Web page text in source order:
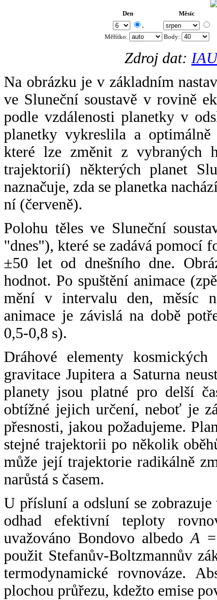
Den Měsíc
.
Měřítko: Body:
Zdroj dat:
Na obrázku je v základním
ve Sluneční soustavě v rovině
podle vzdálenosti planetky v
planetky vykreslila a
které lze změnit z vybraných
trajektorií) některých planet
naznačuje, zda se planetka
ní (červeně).
Polohu těles ve Sluneční
"dnes"), které se zadává pomocí
±50 let od dnešního dne.
hodnot. Po spuštění animace
mění v intervalu den, měsíc
animace je závislá na době
0,5-0,8 s).
Dráhové elementy
gravitace Jupitera a Saturna
planety jsou platné pro delší
obtížné jejich určení, neboť je
přesnosti, jakou požadujeme.
stejné trajektorii po několik
může její trajektorie radikálně
narůstá s časem.
U přísluní a odsluní se
odhad efektivní teploty
uvažováno Bondovo albedoA
použit Stefanův-Boltzmannův
termodynamické rovnováze.
plochou průřezu, kdežto emise